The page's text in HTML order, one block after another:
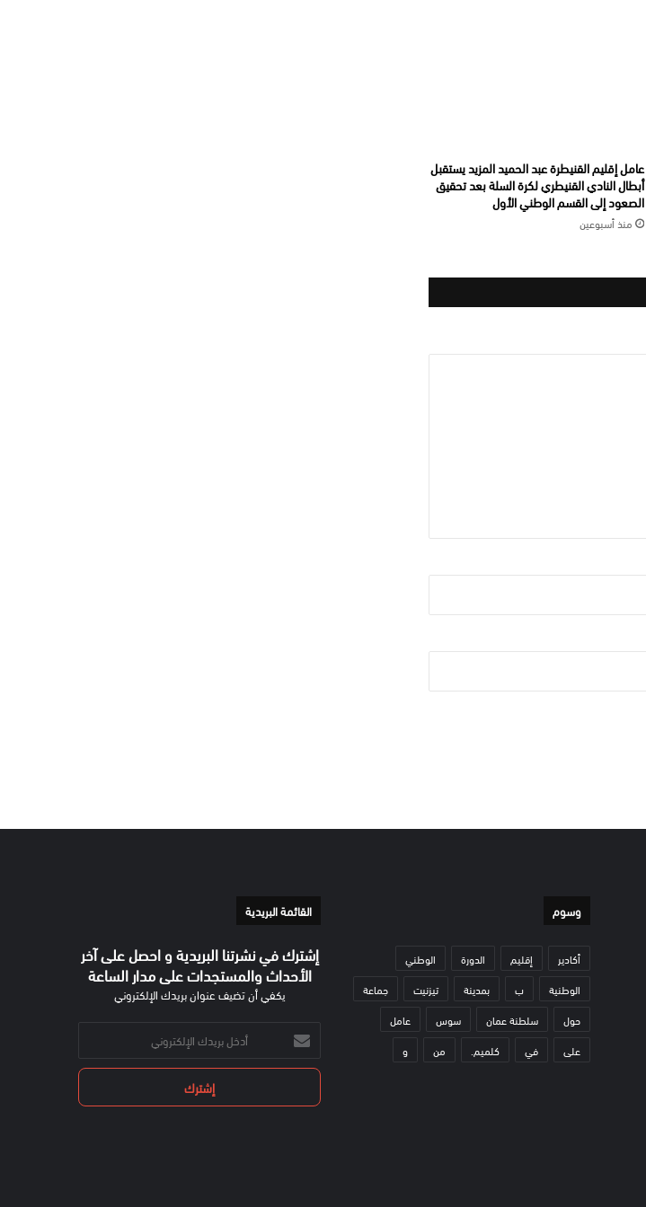
عامل إقليم القنيطرة عبد الحميد المزيد يستقبل
أبطال النادي القنيطري لكرة السلة بعد تحقيق
الصعود إلى القسم الوطني الأول
منذ أسبوعين
وسوم
أكادير إقليم الدورة
الوطني
الوطنية
ب بمدينة تيزنيت
جماعة
حول
سلطنة عمان سوس
عامل
على
في كلميم. من و
القائمة البريدية
إشترك في نشرتنا البريدية و احصل على آخر
الأحداث والمستجدات على مدار الساعة
يكفي أن تضيف عنوان بريدك الإلكتروني
أدخل
بريدك
الإلكتروني